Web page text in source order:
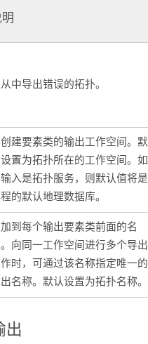
中导出错误的拓扑。
建要素类的输出工作空间。默
置为拓扑所在的工作空间。如
入是拓扑服务，则默认值将是
的默认地理数据库。
到每个输出要素类前面的名
向同一工作空间进行多个导出
时，可通过该名称指定唯一的
名称。默认设置为拓扑名称。
出